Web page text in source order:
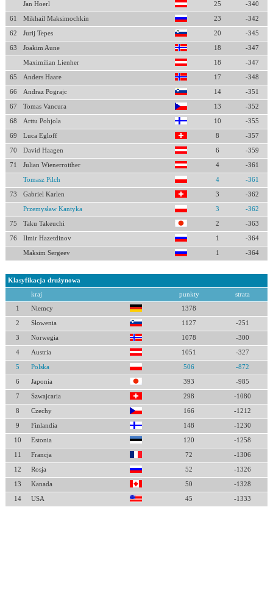
Jan Hoerl 25 -340
61 Mikhail Maksimochkin 23 -342
62 Jurij Tepes 20 -345
63 Joakim Aune 18 -347
Maximilian Lienher 18 -347
65 Anders Haare 17 -348
66 Andraz Pograjc 14 -351
67 Tomas Vancura 13 -352
68 Arttu Pohjola 10 -355
69 Luca Egloff 8 -357
70 David Haagen 6 -359
71 Julian Wienerroither 4 -361
Tomasz Pilch 4 -361
73 Gabriel Karlen 3 -362
Przemysław Kantyka 3 -362
75 Taku Takeuchi 2 -363
76 Ilmir Hazetdinov 1 -364
Maksim Sergeev 1 -364
Klasyfikacja drużynowa
kraj punkty strata
1 Niemcy 1378
2 Słowenia 1127 -251
3 Norwegia 1078 -300
4 Austria 1051 -327
5 Polska 506 -872
6 Japonia 393 -985
7 Szwajcaria 298 -1080
8 Czechy 166 -1212
9 Finlandia 148 -1230
10 Estonia 120 -1258
11 Francja 72 -1306
12 Rosja 52 -1326
13 Kanada 50 -1328
14 USA 45 -1333